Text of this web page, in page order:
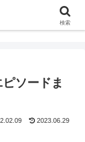
ソードま
2023.06.29
検索